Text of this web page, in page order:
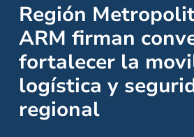
Región
ARM firman
fortalecer la
logística y
regional